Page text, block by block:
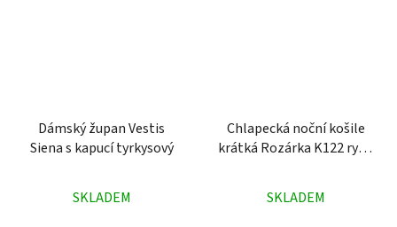
Dámský župan Vestis
Siena s kapucí tyrkysový
hodnocení
SKLADEM
Chlapecká noční košile
krátká Rozárka K122 ryba
hodnocení
SKLADEM